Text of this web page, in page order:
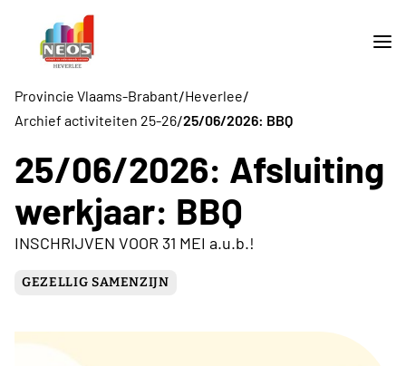
Provincie Vlaams-Brabant/Heverlee/
Archief activiteiten 25-26/25/06/2026: BBQ
25/06/2026: Afsluiting
werkjaar: BBQ
INSCHRIJVEN VOOR 31 MEI a.u.b.!
GEZELLIG SAMENZIJN